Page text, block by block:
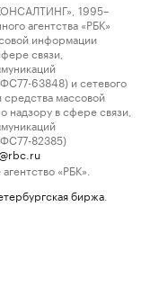
1995–
агентства «РБК»
информации
связи,
63848) и сетевого
средства массовой
в сфере связи,
82385)
«РБК».
биржа